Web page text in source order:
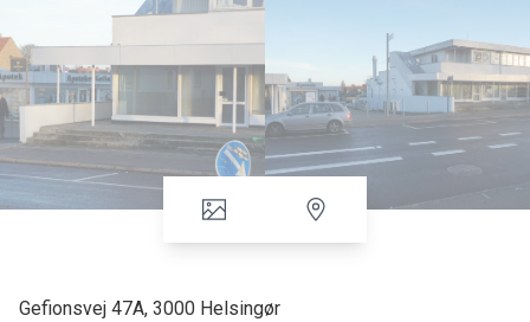
Gefionsvej 47A, 3000 Helsingør